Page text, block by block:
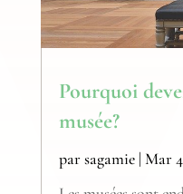
Pourquoi
musée?
parsagamie| Mar